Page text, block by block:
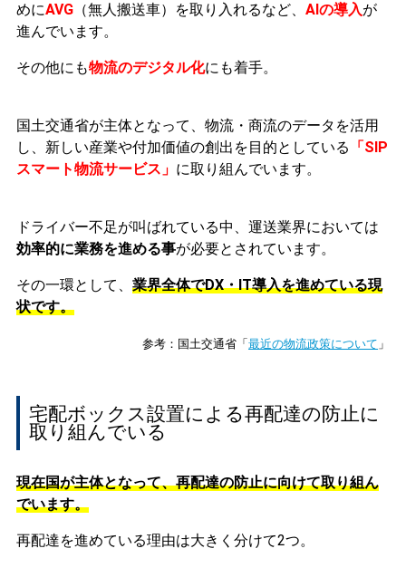
めにAVG（無人搬送車）を取り入れるなど、 AIの導入が
進んでいます。
その他にも物流のデジタル化にも着手。
国土交通省が主体となって、物流・商流のデータを活用
し、新しい産業や付加価値の創出を目的としている 「SIP
スマート物流サービス」 に取り組んでいます。
ドライバー不足が叫ばれている中、運送業界においては
効率的に業務を進める事が必要とされています。
その一環として、 業界全体でDX・IT導入を進めている現
状です。
参考：国土交通省「最近の物流政策について 」
宅配ボックス設置による再配達の防止に
取り組んでいる
現在国が主体となって、再配達の防止に向けて取り組ん
でいます。
再配達を進めている理由は大きく分けて2つ。